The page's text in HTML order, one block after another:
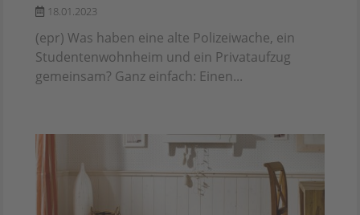
18.01.2023
(epr) Was haben eine alte Polizeiwache, ein
Studentenwohnheim und ein Privataufzug
gemeinsam? Ganz einfach: Einen...